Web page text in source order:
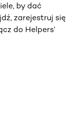
by dać
zarejestruj się
do Helpers’